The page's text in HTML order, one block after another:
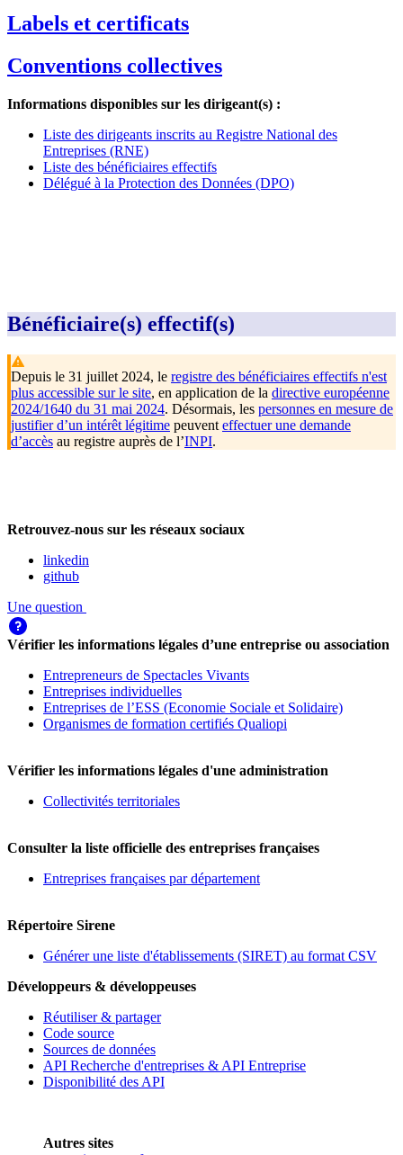
Labels et certificats
Conventions collectives
Informations disponibles sur les dirigeant(s) :
Liste des dirigeants inscrits au Registre National des
Entreprises (RNE)
Liste des bénéficiaires effectifs
Délégué à la Protection des Données (DPO)
Bénéficiaire(s) effectif(s)
Depuis le 31 juillet 2024, le registre des bénéficiaires effectifs n'est
plus accessible sur le site, en application de la directive européenne
2024/1640 du 31 mai 2024. Désormais, les personnes en mesure de
justifier d’un intérêt légitime peuvent effectuer une demande
d’accès au registre auprès de l’INPI.
Retrouvez-nous sur les réseaux sociaux
linkedin
github
Une question
Vérifier les informations légales d’une entreprise ou association
Entrepreneurs de Spectacles Vivants
Entreprises individuelles
Entreprises de l’ESS (Economie Sociale et Solidaire)
Organismes de formation certifiés Qualiopi
Vérifier les informations légales d'une administration
Collectivités territoriales
Consulter la liste officielle des entreprises françaises
Entreprises françaises par département
Répertoire Sirene
Générer une liste d'établissements (SIRET) au format CSV
Développeurs & développeuses
Réutiliser & partager
Code source
Sources de données
API Recherche d'entreprises & API Entreprise
Disponibilité des API
Autres sites